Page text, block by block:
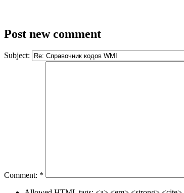
Post new comment
Subject:
Comment: *